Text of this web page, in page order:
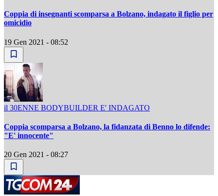
Coppia di insegnanti scomparsa a Bolzano, indagato il figlio per
omicidio
19 Gen 2021 - 08:52
il 30ENNE BODYBUILDER E' INDAGATO
Coppia scomparsa a Bolzano, la fidanzata di Benno lo difende:
"E' innocente"
20 Gen 2021 - 08:27